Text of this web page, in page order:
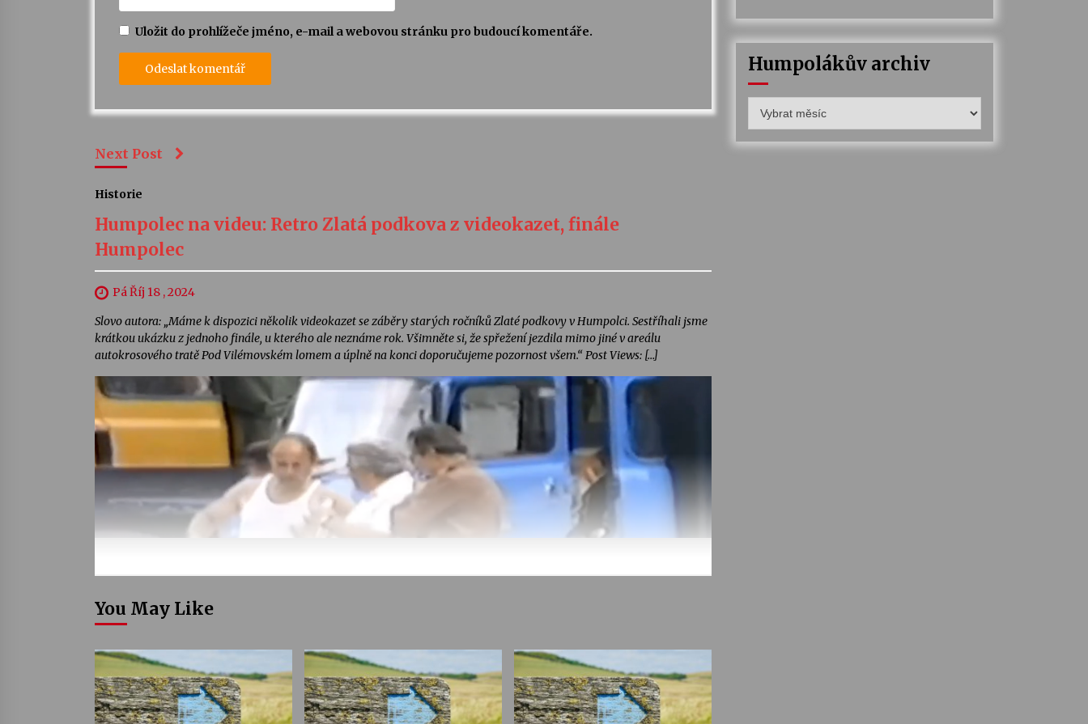
Uložit do prohlížeče jméno, e-mail a webovou stránku pro budoucí komentáře.
Next Post
Historie
Humpolec na videu: Retro Zlatá podkova z videokazet, finále
Humpolec
Pá Říj 18 , 2024
Slovo autora: „Máme k dispozici několik videokazet se záběry starých ročníků Zlaté podkovy v Humpolci. Sestříhali jsme
krátkou ukázku z jednoho finále, u kterého ale neznáme rok. Všimněte si, že spřežení jezdila mimo jiné v areálu
autokrosového tratě Pod Vilémovském lomem a úplně na konci doporučujeme pozornost všem.“ Post Views: […]
You May Like
Humpolákův archiv
archiv